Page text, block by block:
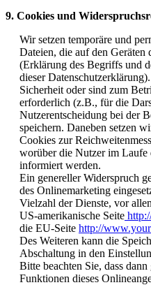
9. Cookies und
Wir setzen temporäre und
Dateien, die auf den Geräten
(Erklärung des Begriffs und
dieser
Sicherheit oder sind zum
erforderlich (z.B., für die
Nutzerentscheidung bei der
speichern. Daneben setzen
Cookies zur
worüber die Nutzer im Laufe
informiert werden.
Ein genereller Widerspruch
des Onlinemarketing
Vielzahl der Dienste, vor
US-amerikanische Seite
die EU-Seite http://
Des Weiteren kann die
Abschaltung in den
Bitte beachten Sie, dass
Funktionen dieses